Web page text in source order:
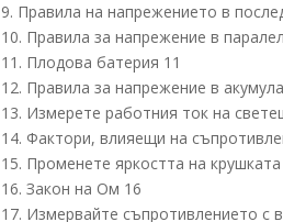
9. Правила на напрежението в
10. Правила за напрежение в
11. Плодова батерия 11
12. Правила за напрежение в
13. Измерете работния ток на
14. Фактори, влияещи на
15. Променете яркостта на
16. Закон на Ом 16
17. Измервайте съпротивлението